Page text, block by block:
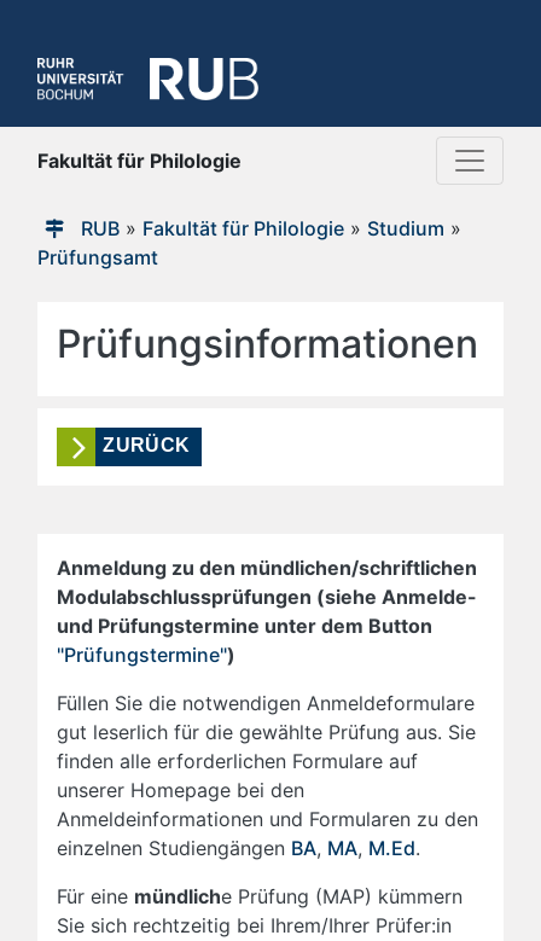
Fakultät für Philologie
RUB» Fakultät für Philologie» Studium »
Prüfungsamt
Prüfungsinformationen
ZURÜCK
Anmeldung zu den mündlichen/schriftlichen
Modulabschlussprüfungen (siehe Anmelde-
und Prüfungstermine unter dem Button
"Prüfungstermine")
Füllen Sie die notwendigen Anmeldeformulare
gut leserlich für die gewählte Prüfung aus. Sie
finden alle erforderlichen Formulare auf
unserer Homepage bei den
Anmeldeinformationen und Formularen zu den
einzelnen Studiengängen BA, MA, M.Ed.
Für eine mündliche Prüfung (MAP) kümmern
Sie sich rechtzeitig bei Ihrem/Ihrer Prüfer:in